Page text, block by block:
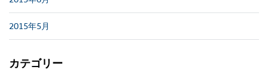
2015年5月
カテゴリー